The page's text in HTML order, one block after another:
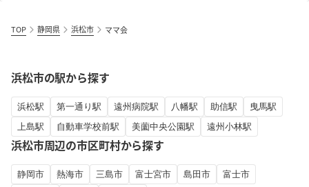
TOP 静岡県 浜松市 ママ会
浜松市の駅から探す
浜松駅 第一通り駅 遠州病院駅 八幡駅 助信駅
曳馬駅
上島駅
自動車学校前駅 美薗中央公園駅 遠州小林駅
浜松市周辺の市区町村から探す
静岡市 熱海市 三島市 富士宮市 島田市
富士市